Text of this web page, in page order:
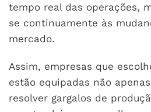
tempo real das operações,
se continuamente às
mercado.
Assim, empresas que
estão equipadas não
resolver gargalos de